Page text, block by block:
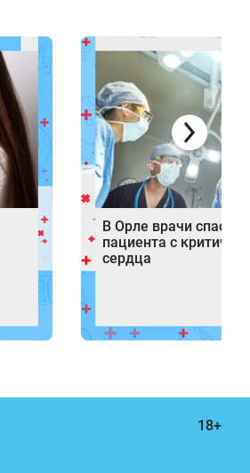
В Орле врачи спасли
пациента с
сердца